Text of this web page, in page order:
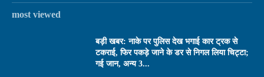
most viewed
बड़ी खबर: नाके पर पुलिस देख भगाई कार ट्रक से
टकराई, फिर पकड़े जाने के डर से निगल लिया चिट्टा;
गई जान, अन्य 3...